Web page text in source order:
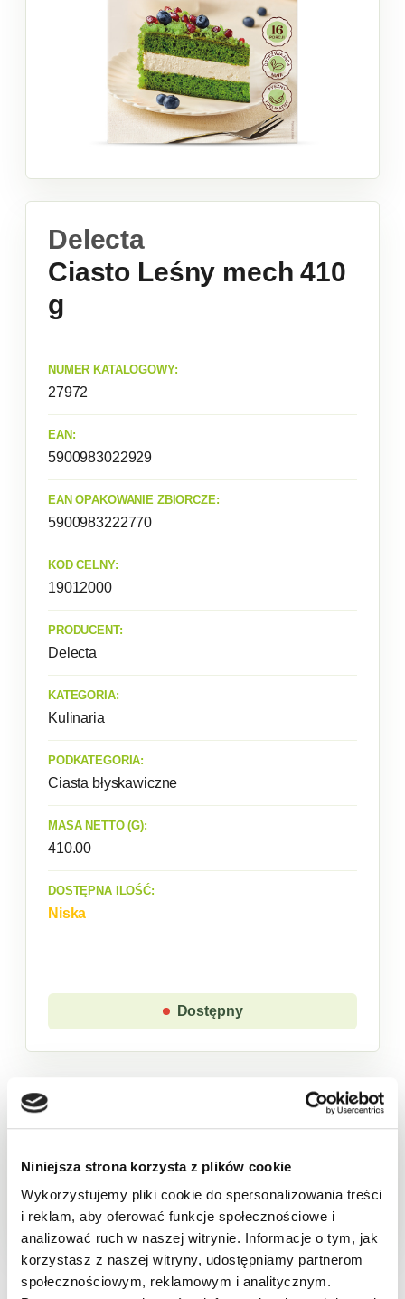
Niniejsza strona korzysta z plików cookie
Wykorzystujemy pliki cookie do spersonalizowania treści
i reklam, aby oferować funkcje społecznościowe i
analizować ruch w naszej witrynie. Informacje o tym, jak
korzystasz z naszej witryny, udostępniamy partnerom
społecznościowym, reklamowym i analitycznym.
Delecta
Ciasto Leśny mech 410
g
NUMER KATALOGOWY:
27972
EAN:
5900983022929
EAN OPAKOWANIE ZBIORCZE:
5900983222770
KOD CELNY:
19012000
PRODUCENT:
Delecta
KATEGORIA:
Kulinaria
PODKATEGORIA:
Ciasta błyskawiczne
MASA NETTO (G):
410.00
DOSTĘPNA ILOŚĆ:
Niska
Dostępny
Produkt chwilowo niedostępny
Opis Cechy Skład Wartości odżywcze